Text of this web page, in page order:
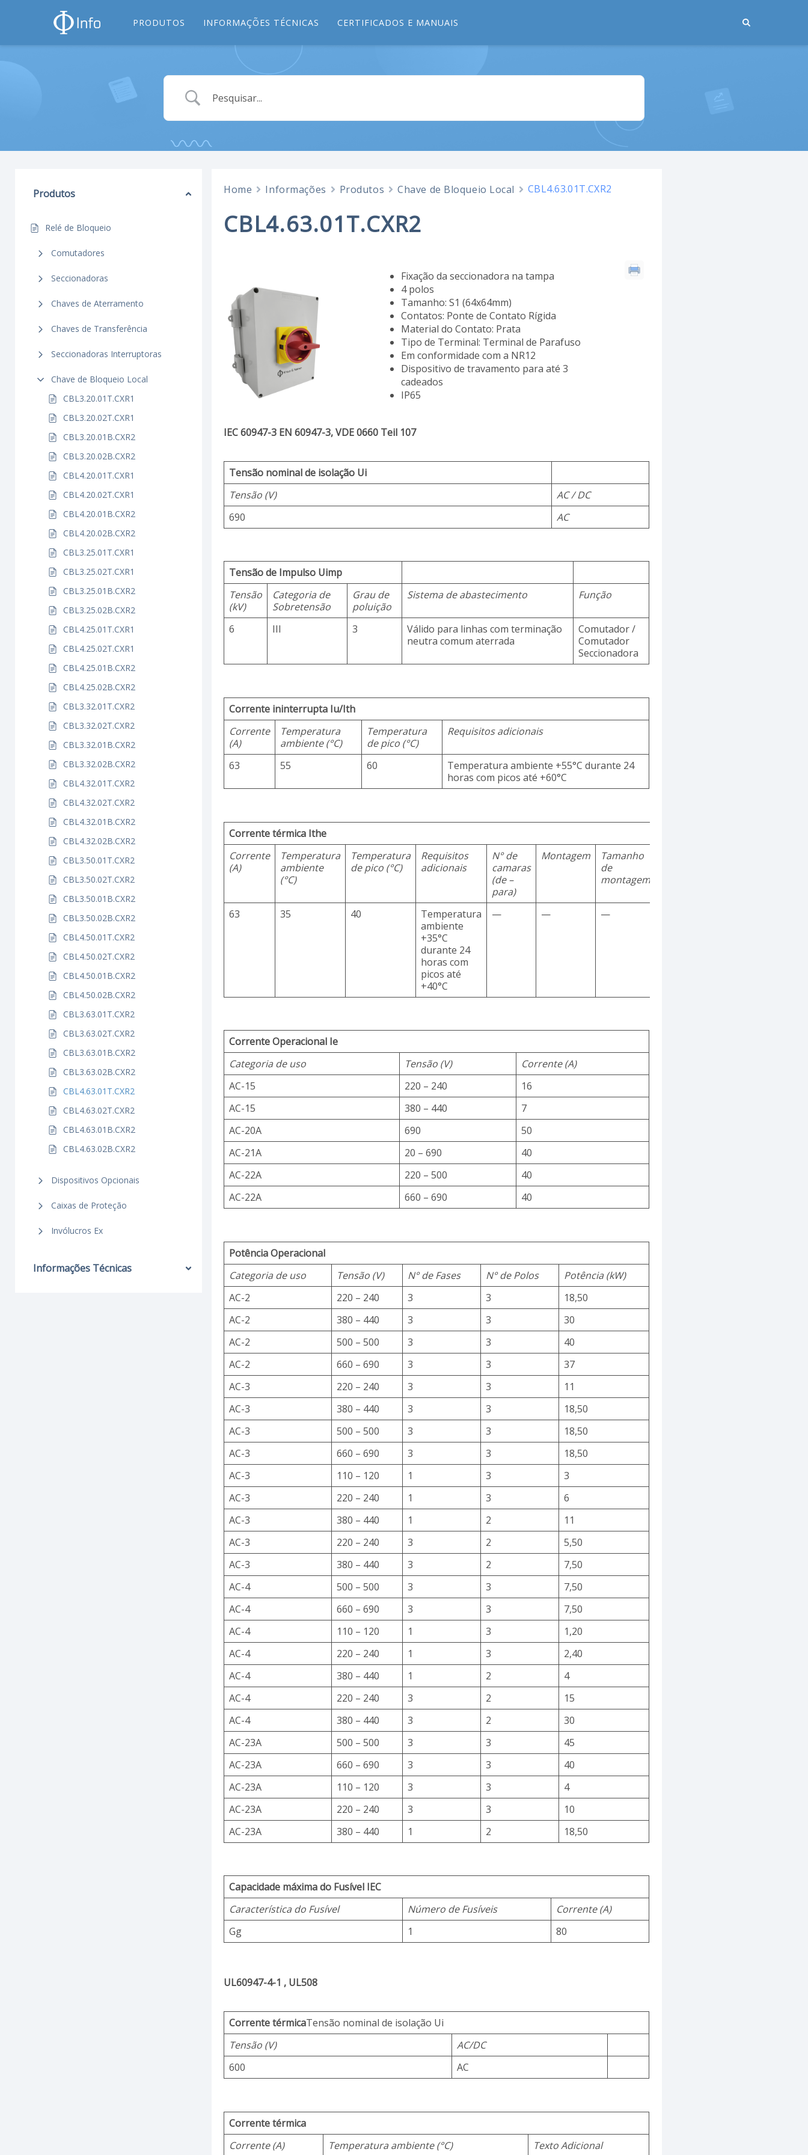
PRODUTOS INFORMAÇÕES TÉCNICAS CERTIFICADOS E MANUAIS
Produtos
Relé de Bloqueio
Comutadores
Seccionadoras
Chaves de Aterramento
Chaves de Transferência
Seccionadoras Interruptoras
Chave de Bloqueio Local
CBL3.20.01T.CXR1
CBL3.20.02T.CXR1
CBL3.20.01B.CXR2
CBL3.20.02B.CXR2
CBL4.20.01T.CXR1
CBL4.20.02T.CXR1
CBL4.20.01B.CXR2
CBL4.20.02B.CXR2
CBL3.25.01T.CXR1
CBL3.25.02T.CXR1
CBL3.25.01B.CXR2
CBL3.25.02B.CXR2
CBL4.25.01T.CXR1
CBL4.25.02T.CXR1
CBL4.25.01B.CXR2
CBL4.25.02B.CXR2
CBL3.32.01T.CXR2
CBL3.32.02T.CXR2
CBL3.32.01B.CXR2
CBL3.32.02B.CXR2
CBL4.32.01T.CXR2
CBL4.32.02T.CXR2
CBL4.32.01B.CXR2
CBL4.32.02B.CXR2
CBL3.50.01T.CXR2
CBL3.50.02T.CXR2
CBL3.50.01B.CXR2
CBL3.50.02B.CXR2
CBL4.50.01T.CXR2
CBL4.50.02T.CXR2
CBL4.50.01B.CXR2
CBL4.50.02B.CXR2
CBL3.63.01T.CXR2
CBL3.63.02T.CXR2
CBL3.63.01B.CXR2
CBL3.63.02B.CXR2
CBL4.63.01T.CXR2
CBL4.63.02T.CXR2
CBL4.63.01B.CXR2
CBL4.63.02B.CXR2
Dispositivos Opcionais
Caixas de Proteção
Invólucros Ex
Informações Técnicas
Home Informações Produtos Chave de Bloqueio Local CBL4.63.01T.CXR2
CBL4.63.01T.CXR2
Fixação da seccionadora na tampa
4 polos
Tamanho: S1 (64x64mm)
Contatos: Ponte de Contato Rígida
Material do Contato: Prata
Tipo de Terminal: Terminal de Parafuso
Em conformidade com a NR12
Dispositivo de travamento para até 3
cadeados
IP65
IEC 60947-3 EN 60947-3, VDE 0660 Teil 107
Tensão nominal de isolação Ui
Tensão (V)
AC / DC
690
AC
Tensão de Impulso Uimp
Tensão
(kV)
Categoria de
Sobretensão
Grau de
poluição
Sistema de abastecimento Função
6 III 3
Válido para linhas com terminação
neutra comum aterrada
Comutador /
Comutador
Seccionadora
Corrente ininterrupta Iu/Ith
Corrente
(A)
Temperatura
ambiente (°C)
Temperatura
de pico (°C)
Requisitos adicionais
63 55 60
Temperatura ambiente +55°C durante 24
horas com picos até +60°C
Corrente térmica Ithe
Corrente
(A)
Temperatura
ambiente
(°C)
Temperatura
de pico (°C)
Requisitos
adicionais
N° de
camaras
(de –
para)
Montagem
Tamanho
de
montagem
63 35 40
Temperatura
ambiente
+35°C
durante 24
horas com
picos até
+40°C
— — —
Corrente Operacional Ie
Categoria de uso
Tensão (V)
Corrente (A)
AC-15
220 – 240
16
AC-15
380 – 440
7
AC-20A
690
50
AC-21A
20 – 690
40
AC-22A
220 – 500
40
AC-22A
660 – 690 40
Potência Operacional
Categoria de uso
Tensão (V) N° de Fases N° de Polos
Potência (kW)
AC-2
220 – 240 3 3
18,50
AC-2
380 – 440 3 3
30
AC-2
500 – 500 3 3
40
AC-2
660 – 690 3 3
37
AC-3
220 – 240 3 3
11
AC-3
380 – 440 3 3
18,50
AC-3
500 – 500 3 3
18,50
AC-3
660 – 690 3 3
18,50
AC-3
110 – 120 1 3
3
AC-3
220 – 240 1 3
6
AC-3
380 – 440 1 2
11
AC-3
220 – 240 3 2
5,50
AC-3
380 – 440 3 2
7,50
AC-4
500 – 500 3 3
7,50
AC-4
660 – 690 3 3
7,50
AC-4
110 – 120 1 3
1,20
AC-4
220 – 240 1 3
2,40
AC-4
380 – 440 1 2
4
AC-4
220 – 240 3 2
15
AC-4
380 – 440 3 2
30
AC-23A
500 – 500 3 3
45
AC-23A
660 – 690 3 3
40
AC-23A
110 – 120 3 3
4
AC-23A
220 – 240 3 3
10
AC-23A
380 – 440 1 2 18,50
Capacidade máxima do Fusível IEC
Característica do Fusível
Número de Fusíveis
Corrente (A)
Gg
1 80
UL60947-4-1 , UL508
Corrente térmicaTensão nominal de isolação Ui
Tensão (V)
AC/DC
600
AC
Corrente térmica
Corrente (A)
Temperatura ambiente (°C) Texto Adicional